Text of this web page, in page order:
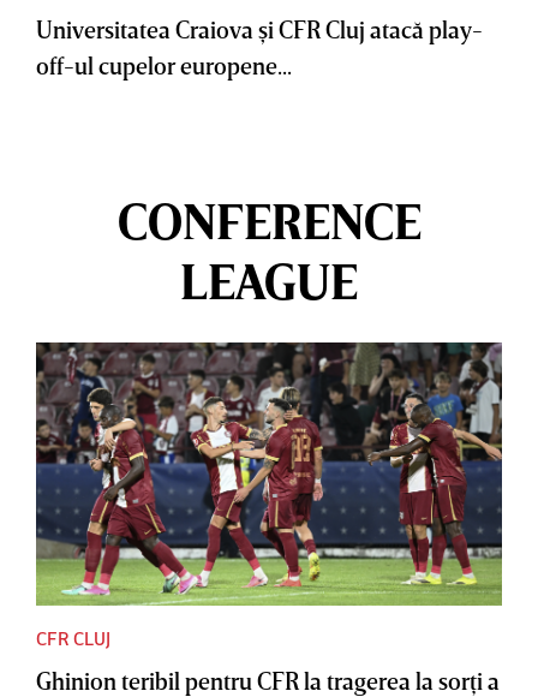
Universitatea Craiova şi CFR Cluj atacă play-
off-ul cupelor europene...
CONFERENCE
LEAGUE
CFR CLUJ
Ghinion teribil pentru CFR la tragerea la sorţi a